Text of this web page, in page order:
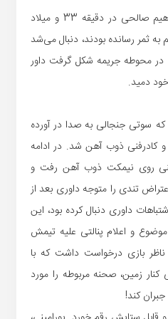
این بازی که با دو گلی که ابراهیم صالحی در دقیقه 33 و میلاد
برای دو تیم به ثمر رسانده بودند، دنبال می‌شد
محوطه جریمه شکل گرفت داور
دمید.
سوتی جنجالی به صدا در آورده
کادرفنی ذوب آهن شد. در ادامه
روی نیمکت ذوب آهن رفت و
تندی را متوجه داوری بعد از
داوری دنبال کرده بود، این
و اعلام پنالتی علیه تیمش
ناظر بازی درخواست داشت که با
کنار زمین، صحنه مربوطه را مورد
جبران کند!